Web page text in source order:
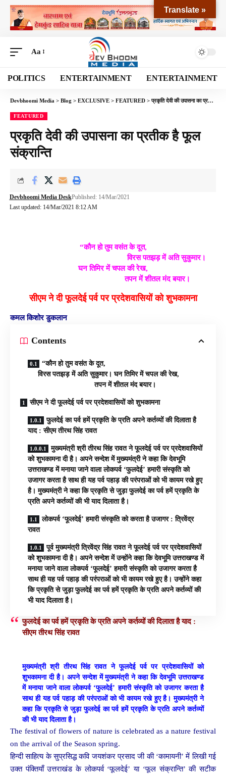
Aa
POLITICS ENTERTAINMENT ENTERTAINMENT
Devbhoomi Media > Blog > EXCLUSIVE > FEATURED >प्रकृति देवी की उपासना का प्रतीक है फूल संक्रान्ति
FEATURED
प्रकृति देवी की उपासना का प्रतीक है फूल
संक्रान्ति
Last updated: 14/Mar/2021 8:12 AM
Devbhoomi Media DeskPublished: 14/Mar/2021
“कौन हो तुम वसंत के दूत,
विरस पतझड़ में अति सुकुमार।
घन तिमिर में चपल की रेख,
तपन में शीतल मंद बयार।
सीएम ने दी फूलदेई पर्व पर प्रदेशवासियों को शुभकामना
कमल किशोर डुकलान
Contents
“कौन हो तुम वसंत के दूत,
विरस पतझड़ में अति सुकुमार। घन तिमिर में चपल की रेख,
तपन में शीतल मंद बयार।
सीएम ने दी फूलदेई पर्व पर प्रदेशवासियों को शुभकामना
फुलदेई का पर्व हमें प्रकृति के प्रति अपने कर्तव्यों की दिलाता है
याद : सीएम तीरथ सिंह रावत
मुख्यमंत्री श्री तीरथ सिंह रावत ने फूलदेई पर्व पर प्रदेशवासियों
को शुभकामना दी है। अपने सन्देश में मुख्यमंत्री ने कहा कि देवभूमि
उत्तराखण्ड में मनाया जाने वाला लोकपर्व ‘फुलदेई’ हमारी संस्कृति को
उजागर करता है साथ ही यह पर्व पहाड़ की परंपराओं को भी कायम रखे हुए
है। मुख्यमंत्री ने कहा कि प्रकृति से जुड़ा फुलदेई का पर्व हमें प्रकृति के
प्रति अपने कर्तव्यों की भी याद दिलाता है।
लोकपर्व ‘फूलदेई’ हमारी संस्कृति को करता है उजागर : त्रिवेंद्र
रावत
पूर्व मुख्यमंत्री त्रिवेंद्र सिंह रावत ने फूलदेई पर्व पर प्रदेशवासियों
को शुभकामना दी है। अपने सन्देश में उन्होंने कहा कि देवभूमि उत्तराखण्ड में
मनाया जाने वाला लोकपर्व ‘फूलदेई’ हमारी संस्कृति को उजागर करता है
साथ ही यह पर्व पहाड़ की परंपराओं को भी कायम रखे हुए है। उन्होंने कहा
कि प्रकृति से जुड़ा फुलदेई का पर्व हमें प्रकृति के प्रति अपने कर्तव्यों की
भी याद दिलाता है।
फुलदेई का पर्व हमें प्रकृति के प्रति अपने कर्तव्यों की दिलाता है याद :
सीएम तीरथ सिंह रावत
मुख्यमंत्री श्री तीरथ सिंह रावत ने फूलदेई पर्व पर प्रदेशवासियों को
शुभकामना दी है। अपने सन्देश में मुख्यमंत्री ने कहा कि देवभूमि उत्तराखण्ड
में मनाया जाने वाला लोकपर्व ‘फुलदेई’ हमारी संस्कृति को उजागर करता है
साथ ही यह पर्व पहाड़ की परंपराओं को भी कायम रखे हुए है। मुख्यमंत्री ने
कहा कि प्रकृति से जुड़ा फुलदेई का पर्व हमें प्रकृति के प्रति अपने कर्तव्यों
की भी याद दिलाता है।
The festival of flowers of nature is celebrated as a nature festival
on the arrival of the Season spring.
हिन्दी साहित्य के सुप्रसिद्ध कवि जयशंकर प्रसाद जी की ‘कामायनी’ में लिखी गई
उक्त पंक्तियाँ उत्तराखंड के लोकपर्व ‘फूलदेई’ या ‘फूल संक्रान्ति’ की सटीक
Translate »